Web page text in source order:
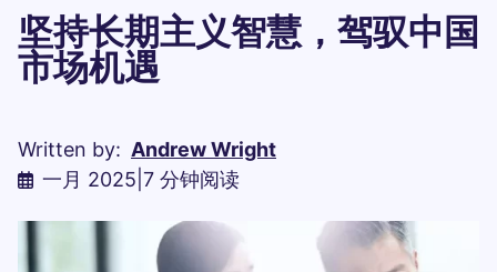
坚持长期主义智慧，驾驭中国
市场机遇
Written by: Andrew Wright
一月 2025 7 分钟阅读